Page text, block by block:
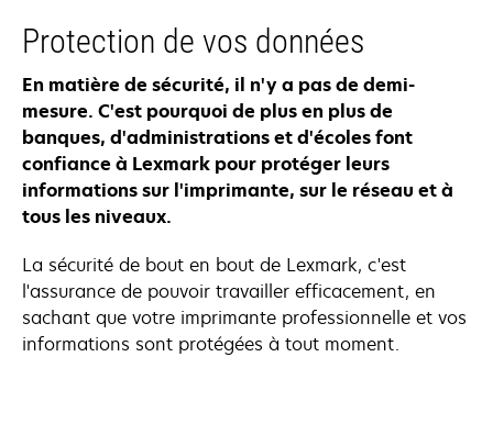
Protection de vos données
En matière de sécurité, il n'y a pas de demi-
mesure. C'est pourquoi de plus en plus de
banques, d'administrations et d'écoles font
confiance à Lexmark pour protéger leurs
informations sur l'imprimante, sur le réseau et à
tous les niveaux.
La sécurité de bout en bout de Lexmark, c'est
l'assurance de pouvoir travailler efficacement, en
sachant que votre imprimante professionnelle et vos
informations sont protégées à tout moment.